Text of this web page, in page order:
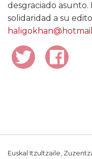
desgraciado asunto.
solidaridad a su
Euskal Itzultzaile,